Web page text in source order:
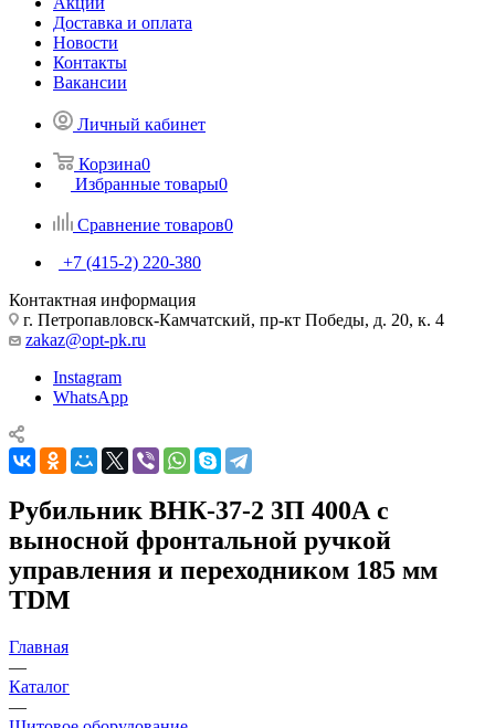
Доставка и оплата
Новости
Контакты
Вакансии
Личный кабинет
Корзина0
Избранные товары0
Сравнение товаров0
+7 (415-2) 220-380
Контактная информация
г. Петропавловск-Камчатский, пр-кт Победы, д. 20, к. 4
zakaz@opt-pk.ru
Instagram
WhatsApp
Рубильник ВНК-37-2 3П 400А с
выносной фронтальной ручкой
управления и переходником 185 мм
TDM
Главная
—
Каталог
—